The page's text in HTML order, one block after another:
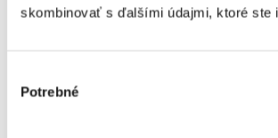
skombinovať s ďalšími údajmi, ktoré
súhlasu
Potrebné